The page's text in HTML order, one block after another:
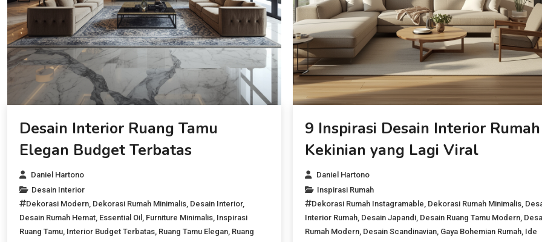
Desain Interior Ruang Tamu
Elegan Budget Terbatas
Daniel Hartono
Desain Interior
Dekorasi Modern, Dekorasi Rumah Minimalis, Desain Interior,
Desain Rumah Hemat, Essential Oil , Furniture Minimalis, Inspirasi
Ruang Tamu, Interior Budget Terbatas, Ruang Tamu Elegan, Ruang
9 Inspirasi Desain Interior Rumah
Kekinian yang Lagi Viral
Daniel Hartono
Inspirasi Rumah
Dekorasi Rumah Instagramable, Dekorasi Rumah Minimalis,
Interior Rumah, Desain Japandi, Desain Ruang Tamu Modern,
Rumah Modern, Desain Scandinavian, Gaya Bohemian Rumah, Ide